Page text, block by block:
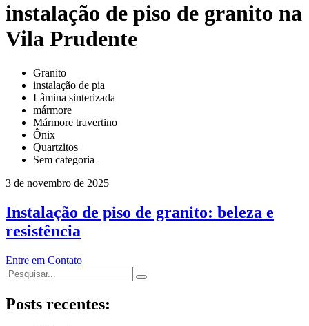
instalação de piso de granito na
Vila Prudente
Granito
instalação de pia
Lâmina sinterizada
mármore
Mármore travertino
Ônix
Quartzitos
Sem categoria
3 de novembro de 2025
Instalação de piso de granito: beleza e
resistência
Entre em Contato
Posts recentes: